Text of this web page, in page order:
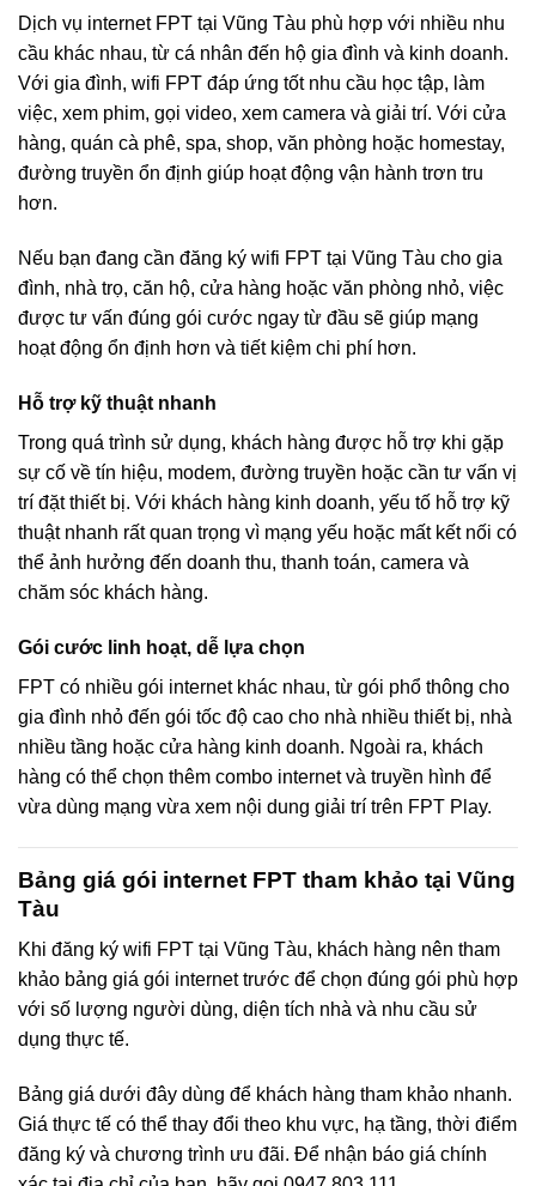
Dịch vụ internet FPT tại Vũng Tàu phù hợp với nhiều nhu
cầu khác nhau, từ cá nhân đến hộ gia đình và kinh doanh.
Với gia đình, wifi FPT đáp ứng tốt nhu cầu học tập, làm
việc, xem phim, gọi video, xem camera và giải trí. Với cửa
hàng, quán cà phê, spa, shop, văn phòng hoặc homestay,
đường truyền ổn định giúp hoạt động vận hành trơn tru
hơn.
Nếu bạn đang cần đăng ký wifi FPT tại Vũng Tàu cho gia
đình, nhà trọ, căn hộ, cửa hàng hoặc văn phòng nhỏ, việc
được tư vấn đúng gói cước ngay từ đầu sẽ giúp mạng
hoạt động ổn định hơn và tiết kiệm chi phí hơn.
Hỗ trợ kỹ thuật nhanh
Trong quá trình sử dụng, khách hàng được hỗ trợ khi gặp
sự cố về tín hiệu, modem, đường truyền hoặc cần tư vấn vị
trí đặt thiết bị. Với khách hàng kinh doanh, yếu tố hỗ trợ kỹ
thuật nhanh rất quan trọng vì mạng yếu hoặc mất kết nối có
thể ảnh hưởng đến doanh thu, thanh toán, camera và
chăm sóc khách hàng.
Gói cước linh hoạt, dễ lựa chọn
FPT có nhiều gói internet khác nhau, từ gói phổ thông cho
gia đình nhỏ đến gói tốc độ cao cho nhà nhiều thiết bị, nhà
nhiều tầng hoặc cửa hàng kinh doanh. Ngoài ra, khách
hàng có thể chọn thêm combo internet và truyền hình để
vừa dùng mạng vừa xem nội dung giải trí trên FPT Play.
Bảng giá gói internet FPT tham khảo tại Vũng
Tàu
Khi đăng ký wifi FPT tại Vũng Tàu, khách hàng nên tham
khảo bảng giá gói internet trước để chọn đúng gói phù hợp
với số lượng người dùng, diện tích nhà và nhu cầu sử
dụng thực tế.
Bảng giá dưới đây dùng để khách hàng tham khảo nhanh.
Giá thực tế có thể thay đổi theo khu vực, hạ tầng, thời điểm
đăng ký và chương trình ưu đãi. Để nhận báo giá chính